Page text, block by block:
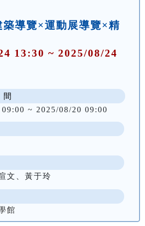
築導覽×運動展導覽×精
13:30 ~ 2025/08/24
~ 2025/08/20 09:00
文、黃于玲
館